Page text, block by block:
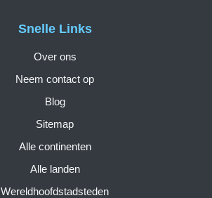
Snelle Links
Over ons
Neem contact op
Blog
Sitemap
Alle continenten
Alle landen
Wereldhoofdstadsteden